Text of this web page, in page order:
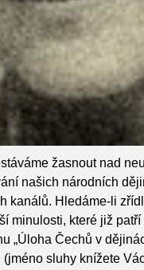
žasnout nad
našich národních
kanálů. Hledáme-li
minulosti, které již patří
„Úloha Čechů v
sluhy knížete